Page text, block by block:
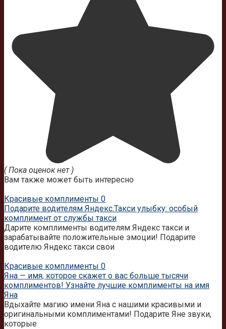
( Пока оценок нет )
Вам также может быть интересно
Красивые комплименты 0
Подарите водителям Яндекс.Такси улыбку: особый
комплимент от службы такси
Дарите комплименты водителям Яндекс такси и
зарабатывайте положительные эмоции! Подарите
водителю Яндекс такси свои
Красивые комплименты 0
Яна — имя, которое скажет о вас больше тысячи
комплиментов! Узнайте лучшие комплименты на имя
Яна
Вдыхайте магию имени Яна с нашими красивыми и
оригинальными комплиментами! Подарите Яне звуки,
которые